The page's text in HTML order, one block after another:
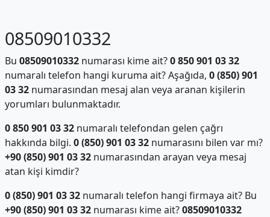
08509010332
Bu 08509010332numarası kime ait?0 850 901 03 32
numaralı telefon hangi kuruma ait? Aşağıda, 0 (850) 901
03 32numarasından mesaj alan veya aranan kişilerin
yorumları bulunmaktadır.
0 850 901 03 32numaralı telefondan gelen çağrı
hakkında bilgi. 0 (850) 901 03 32numarasını bilen var mı?
+90 (850) 901 03 32numarasından arayan veya mesaj
atan kişi kimdir?
0 (850) 901 03 32numaralı telefon hangi firmaya ait? Bu
+90 (850) 901 03 32numarası kime ait?08509010332